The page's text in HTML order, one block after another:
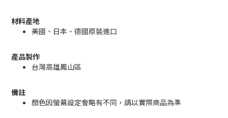
材料產地
美國、日本、德國原裝進口
產品製作
台灣高雄鳳山區
備註
顏色因螢幕設定會略有不同，請以實際商品為準